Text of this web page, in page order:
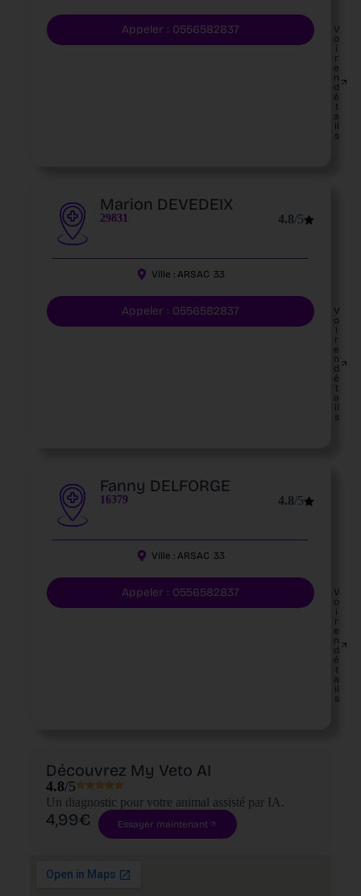
Appeler : 0556582837
V
o
i
r
e
n
d
é
t
a
il
s
Marion DEVEDEIX
29831 4.8/5
Ville : ARSAC 33
Appeler : 0556582837
V
o
i
r
e
n
d
é
t
a
il
s
Fanny DELFORGE
16379 4.8/5
Ville : ARSAC 33
Appeler : 0556582837
V
o
i
r
e
n
d
é
t
a
il
s
Découvrez My Veto AI
4.8/5
Un diagnostic pour votre animal assisté par IA.
4,99€ Essayer maintenant